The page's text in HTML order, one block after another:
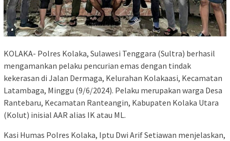
KOLAKA- Polres Kolaka, Sulawesi Tenggara (Sultra) berhasil
mengamankan pelaku pencurian emas dengan tindak
kekerasan di Jalan Dermaga, Kelurahan Kolakaasi, Kecamatan
Latambaga, Minggu (9/6/2024). Pelaku merupakan warga Desa
Rantebaru, Kecamatan Ranteangin, Kabupaten Kolaka Utara
(Kolut) inisial AAR alias IK atau ML.
Kasi Humas Polres Kolaka, Iptu Dwi Arif Setiawan menjelaskan,